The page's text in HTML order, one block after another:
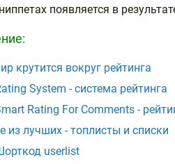
появляется в
крутится вокруг рейтинга
System - система рейтинга
Rating For Comments -
из лучших - топлисты и списки
userlist